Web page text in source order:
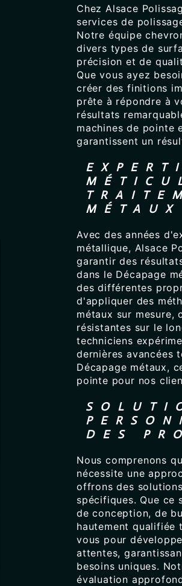
Chez Alsace
services de
Notre équipe
divers types de
précision et de
Que vous ayez
créer des finitions
prête à répondre à
résultats
machines de pointe
garantissent un
MÉTAUX
Avec des années
métallique, Alsace
garantir des
dans le Décapage
des différentes
d'appliquer des
métaux sur mesure,
résistantes sur le
techniciens
dernières avancées
Décapage métaux,
pointe pour nos
DES
Nous comprenons
nécessite une
offrons des
spécifiques. Que ce
de conception, de
hautement qualifiée
vous pour
attentes,
besoins uniques.
évaluation